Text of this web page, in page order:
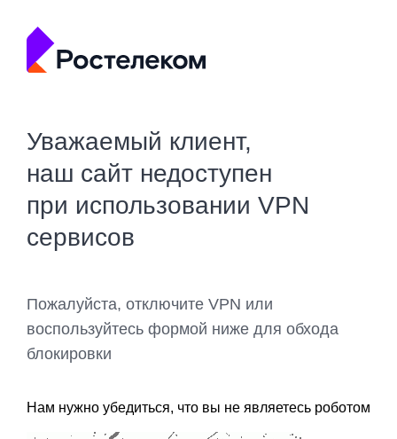
Уважаемый клиент,
наш сайт недоступен
при использовании VPN
сервисов
Пожалуйста, отключите VPN или
воспользуйтесь формой ниже для обхода
блокировки
Нам нужно убедиться, что вы не являетесь роботом